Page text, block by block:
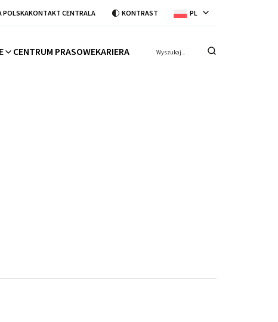
POLSKAKONTAKT CENTRALA KONTRAST PL
CENTRUM PRASOWEKARIERA